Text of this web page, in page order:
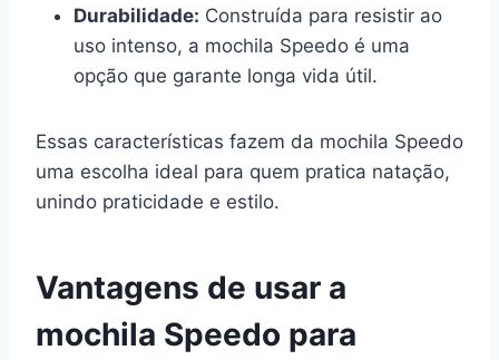
Durabilidade: Construída para resistir ao
uso intenso, a mochila Speedo é uma
opção que garante longa vida útil.
Essas características fazem da mochila Speedo
uma escolha ideal para quem pratica natação,
unindo praticidade e estilo.
Vantagens de usar a
mochila Speedo para